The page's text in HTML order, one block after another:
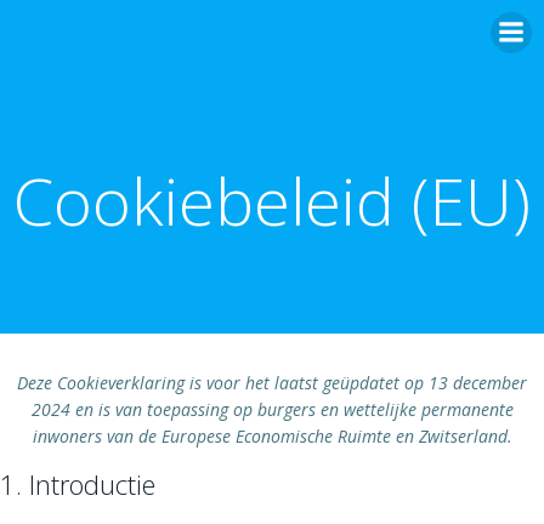
Cookiebeleid (EU)
Deze Cookieverklaring is voor het laatst geüpdatet op 13 december
2024 en is van toepassing op burgers en wettelijke permanente
inwoners van de Europese Economische Ruimte en Zwitserland.
1. Introductie